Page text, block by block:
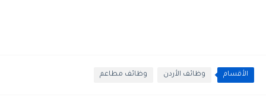
الأقسام وظائف الأردن وظائف مطاعم